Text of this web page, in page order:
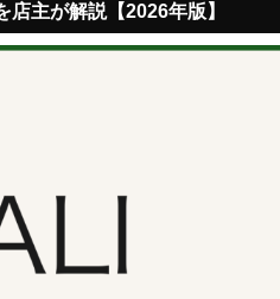
主が解説【2026年版】